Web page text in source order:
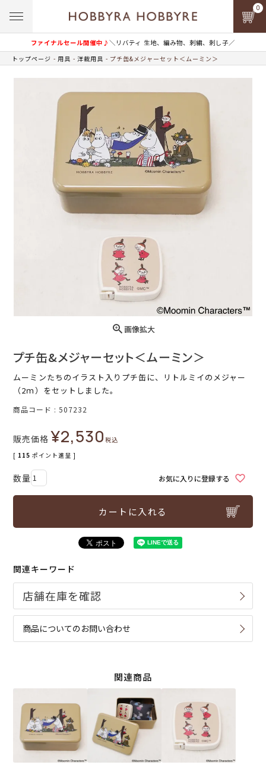
ファイナルセール開催中♪＼リバティ 生地、編み物、刺繍、刺し子／
0
トップページ 用具 洋裁用具 プチ缶&メジャーセット＜ムーミン＞
画像拡大
プチ缶&メジャーセット＜ムーミン＞
ムーミンたちのイラスト入りプチ缶に、リトルミイのメジャー
（2ｍ）をセットしました。
商品コード 507232
販売価格 ¥2,530税込
[ 115 ポイント進呈 ]
お気に入りに登録する
カートに入れる
関連キーワード
商品についてのお問い合わせ
関連商品